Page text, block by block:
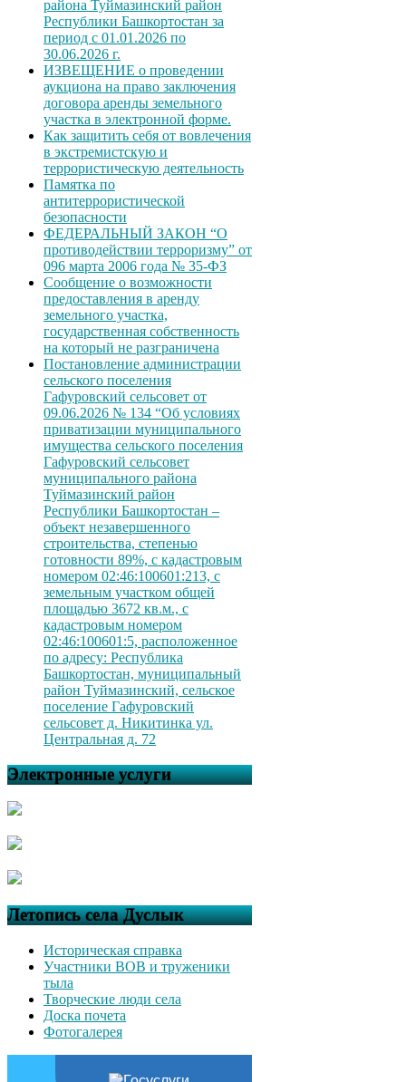
района Туймазинский район
Республики Башкортостан за
период с 01.01.2026 по
30.06.2026 г.
ИЗВЕЩЕНИЕ о проведении
аукциона на право заключения
договора аренды земельного
участка в электронной форме.
Как защитить себя от вовлечения
в экстремистскую и
террористическую деятельность
Памятка по
антитеррористической
безопасности
ФЕДЕРАЛЬНЫЙ ЗАКОН “О
противодействии терроризму” от
096 марта 2006 года № 35-ФЗ
Сообщение о возможности
предоставления в аренду
земельного участка,
государственная собственность
на который не разграничена
Постановление администрации
сельского поселения
Гафуровский сельсовет от
09.06.2026 № 134 “Об условиях
приватизации муниципального
имущества сельского поселения
Гафуровский сельсовет
муниципального района
Туймазинский район
Республики Башкортостан –
объект незавершенного
строительства, степенью
готовности 89%, с кадастровым
номером 02:46:100601:213, с
земельным участком общей
площадью 3672 кв.м., с
кадастровым номером
02:46:100601:5, расположенное
по адресу: Республика
Башкортостан, муниципальный
район Туймазинский, сельское
поселение Гафуровский
сельсовет д. Никитинка ул.
Центральная д. 72
Электронные услуги
Летопись села Дуслык
Историческая справка
Участники ВОВ и труженики
тыла
Творческие люди села
Доска почета
Фотогалерея